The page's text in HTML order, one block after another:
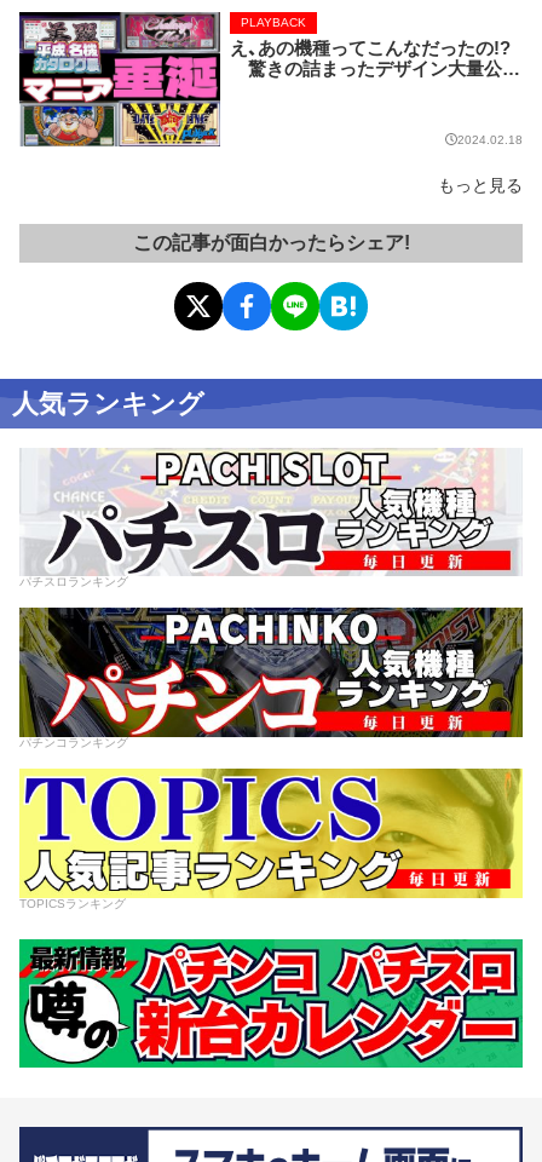
え、あの機種ってこんなだったの!?
驚きの詰まったデザイン大量公
PLAYBACK
2024.02.18
もっと見る
この記事が面白かったらシェア!
人気ランキング
パチスロランキング
パチンコランキング
TOPICSランキング